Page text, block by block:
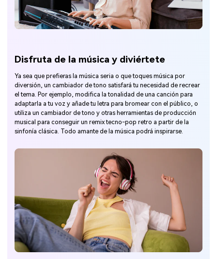
Disfruta de la música y diviértete
Ya sea que prefieras la música seria o que toques música por
diversión, un cambiador de tono satisfará tu necesidad de recrear
el tema. Por ejemplo, modifica la tonalidad de una canción para
adaptarla a tu voz y añade tu letra para bromear con el público, o
utiliza un cambiador de tono y otras herramientas de producción
musical para conseguir un remix tecno-pop retro a partir de la
sinfonía clásica. Todo amante de la música podrá inspirarse.